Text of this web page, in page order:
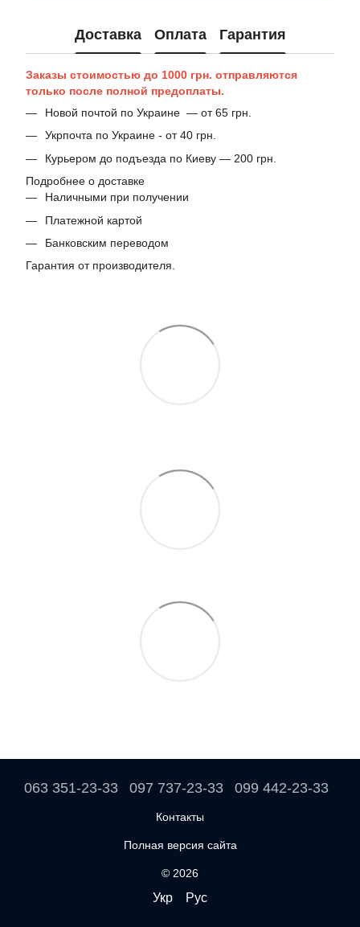
Доставка Оплата Гарантия
Заказы стоимостью до 1000 грн. отправляются
только после полной предоплаты.
Новой почтой по Украине — от 65 грн.
Укрпочта по Украине - от 40 грн.
Курьером до подъезда по Киеву — 200 грн.
Подробнее о доставке
Наличными при получении
Платежной картой
Банковским переводом
Гарантия от производителя.
063 351-23-33 097 737-23-33 099 442-23-33
Контакты
Полная версия сайта
© 2026
Укр Рус